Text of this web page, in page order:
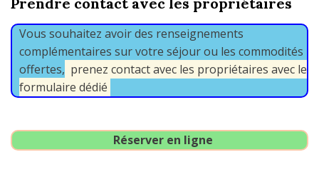
Vous souhaitez avoir des renseignements
complémentaires sur votre séjour ou les commodités
offertes, prenez contact avec les propriétaires avec le
formulaire dédié
Réserver en ligne